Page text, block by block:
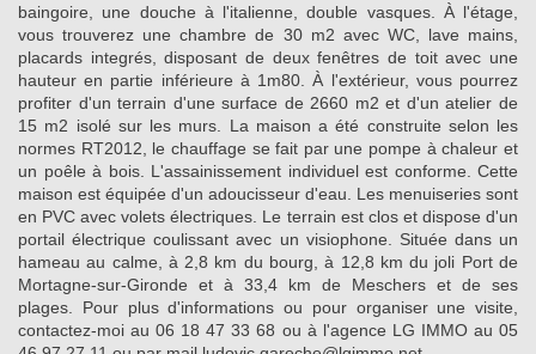
baingoire, une douche à l'italienne, double vasques. À l'étage,
vous trouverez une chambre de 30 m2 avec WC, lave mains,
placards integrés, disposant de deux fenêtres de toit avec une
hauteur en partie inférieure à 1m80. À l'extérieur, vous pourrez
profiter d'un terrain d'une surface de 2660 m2 et d'un atelier de
15 m2 isolé sur les murs. La maison a été construite selon les
normes RT2012, le chauffage se fait par une pompe à chaleur et
un poêle à bois. L'assainissement individuel est conforme. Cette
maison est équipée d'un adoucisseur d'eau. Les menuiseries sont
en PVC avec volets électriques. Le terrain est clos et dispose d'un
portail électrique coulissant avec un visiophone. Située dans un
hameau au calme, à 2,8 km du bourg, à 12,8 km du joli Port de
Mortagne-sur-Gironde et à 33,4 km de Meschers et de ses
plages. Pour plus d'informations ou pour organiser une visite,
contactez-moi au 06 18 47 33 68 ou à l'agence LG IMMO au 05